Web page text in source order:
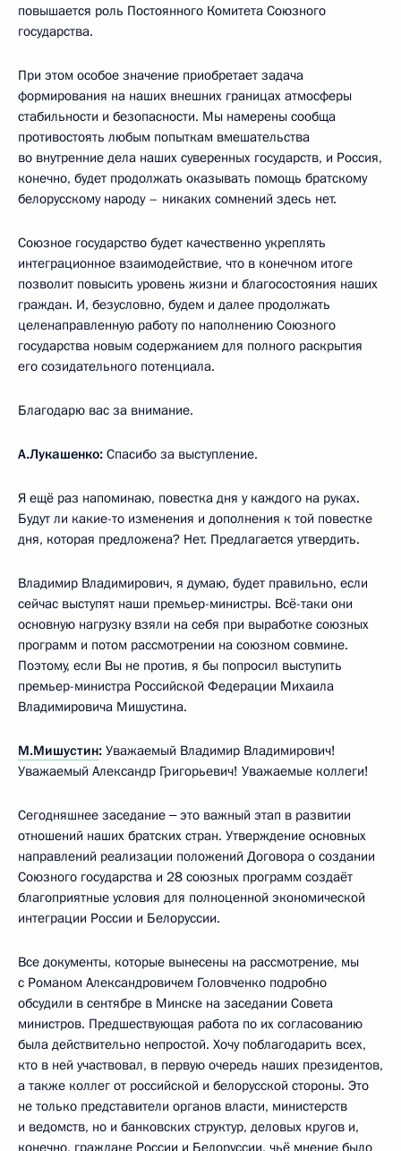
повышается роль Постоянного Комитета Союзного
государства.
При этом особое значение приобретает задача
формирования на наших внешних границах атмосферы
стабильности и безопасности. Мы намерены сообща
противостоять любым попыткам вмешательства
во внутренние дела наших суверенных государств, и Россия,
конечно, будет продолжать оказывать помощь братскому
белорусскому народу – никаких сомнений здесь нет.
Союзное государство будет качественно укреплять
интеграционное взаимодействие, что в конечном итоге
позволит повысить уровень жизни и благосостояния наших
граждан. И, безусловно, будем и далее продолжать
целенаправленную работу по наполнению Союзного
государства новым содержанием для полного раскрытия
его созидательного потенциала.
Благодарю вас за внимание.
А.Лукашенко: Спасибо за выступление.
Я ещё раз напоминаю, повестка дня у каждого на руках.
Будут ли какие-то изменения и дополнения к той повестке
дня, которая предложена? Нет. Предлагается утвердить.
Владимир Владимирович, я думаю, будет правильно, если
сейчас выступят наши премьер-министры. Всё-таки они
основную нагрузку взяли на себя при выработке союзных
программ и потом рассмотрении на союзном совмине.
Поэтому, если Вы не против, я бы попросил выступить
премьер-министра Российской Федерации Михаила
Владимировича Мишустина.
М.Мишустин: Уважаемый Владимир Владимирович!
Уважаемый Александр Григорьевич! Уважаемые коллеги!
Сегодняшнее заседание ‒ это важный этап в развитии
отношений наших братских стран. Утверждение основных
направлений реализации положений Договора о создании
Союзного государства и 28 союзных программ создаёт
благоприятные условия для полноценной экономической
интеграции России и Белоруссии.
Все документы, которые вынесены на рассмотрение, мы
с Романом Александровичем Головченко подробно
обсудили в сентябре в Минске на заседании Совета
министров. Предшествующая работа по их согласованию
была действительно непростой. Хочу поблагодарить всех,
кто в ней участвовал, в первую очередь наших президентов,
а также коллег от российской и белорусской стороны. Это
не только представители органов власти, министерств
и ведомств, но и банковских структур, деловых кругов и,
конечно, граждане России и Белоруссии, чьё мнение было